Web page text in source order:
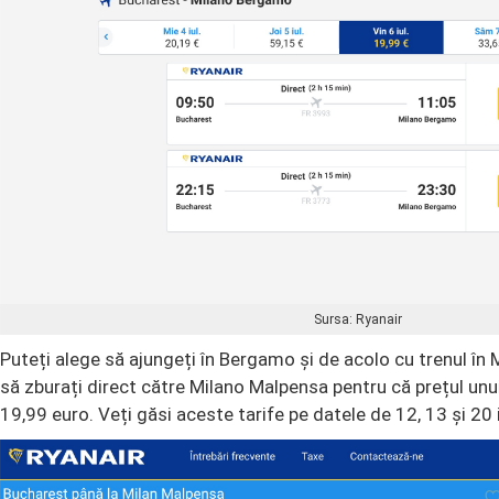
Sursa: Ryanair
Puteți alege să ajungeți în Bergamo și de acolo cu trenul în
să zburați direct către Milano Malpensa pentru că prețul
19,99 euro. Veți găsi aceste tarife pe datele de 12, 13 și 20